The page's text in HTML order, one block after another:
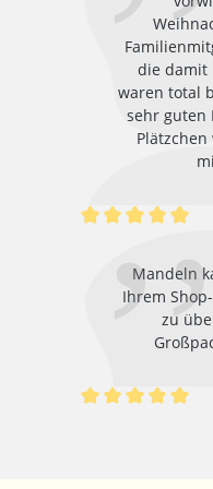
die damit
waren total
sehr guten
Mandeln
Ihrem
zu